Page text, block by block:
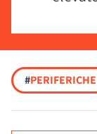
#PERIFERICHE